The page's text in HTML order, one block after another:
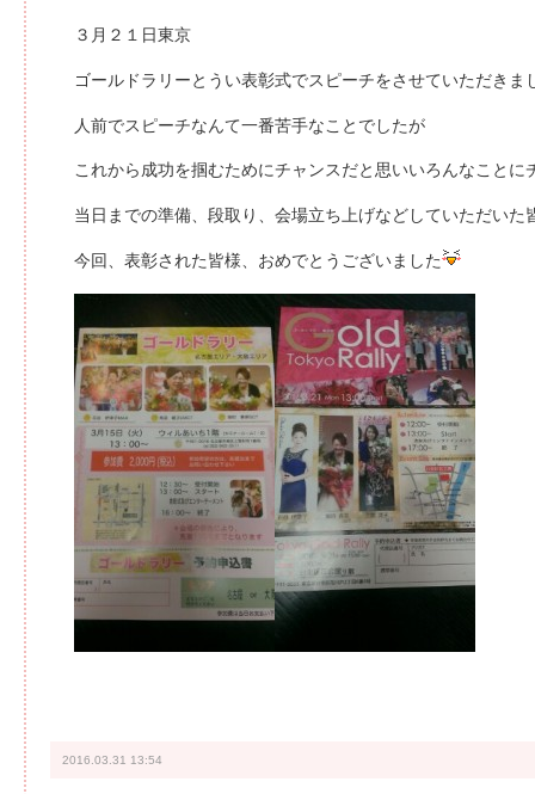
３月２１日東京
ゴールドラリーとうい表彰式でスピーチをさせていただきま
人前でスピーチなんて一番苦手なことでしたが
これから成功を掴むためにチャンスだと思いいろんなことに
当日までの準備、段取り、会場立ち上げなどしていただいた
今回、表彰された皆様、おめでとうございました
2016.03.31 13:54